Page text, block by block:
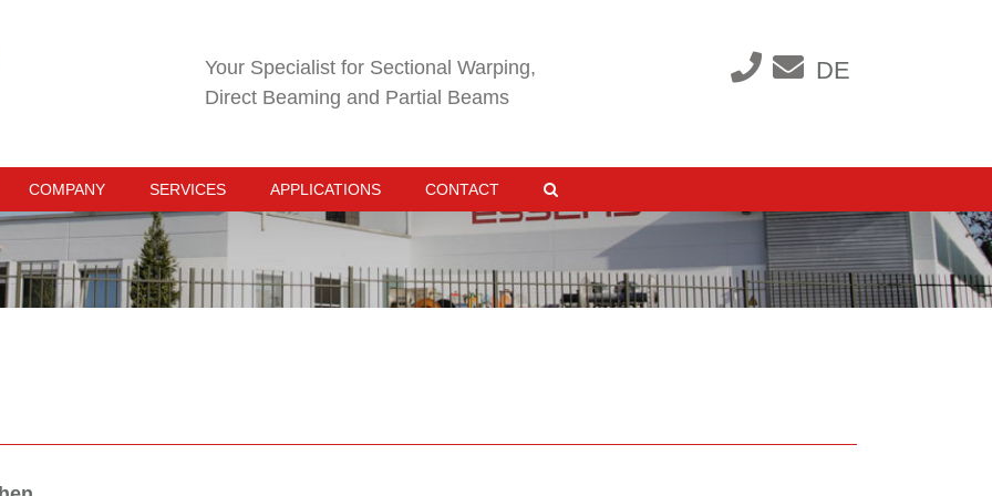
Your Specialist for Sectional Warping,
Direct Beaming and Partial Beams
DE
COMPANY SERVICES APPLICATIONS CONTACT